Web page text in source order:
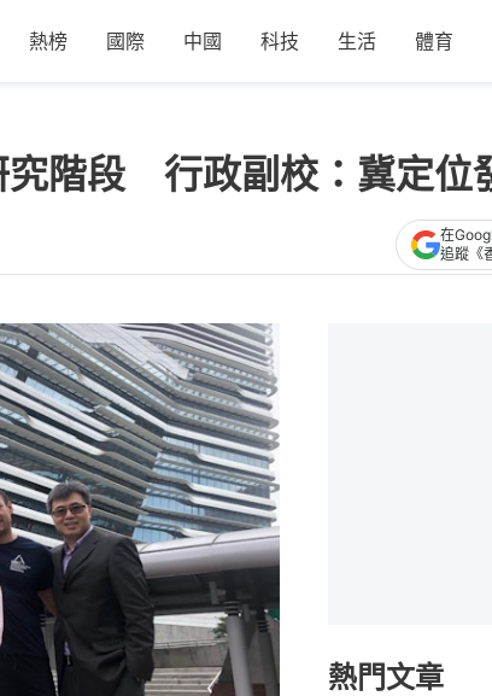
熱榜 國際 中國 科技 生活 體育
階段 行政副校：冀定位
在
追蹤《
熱門文章